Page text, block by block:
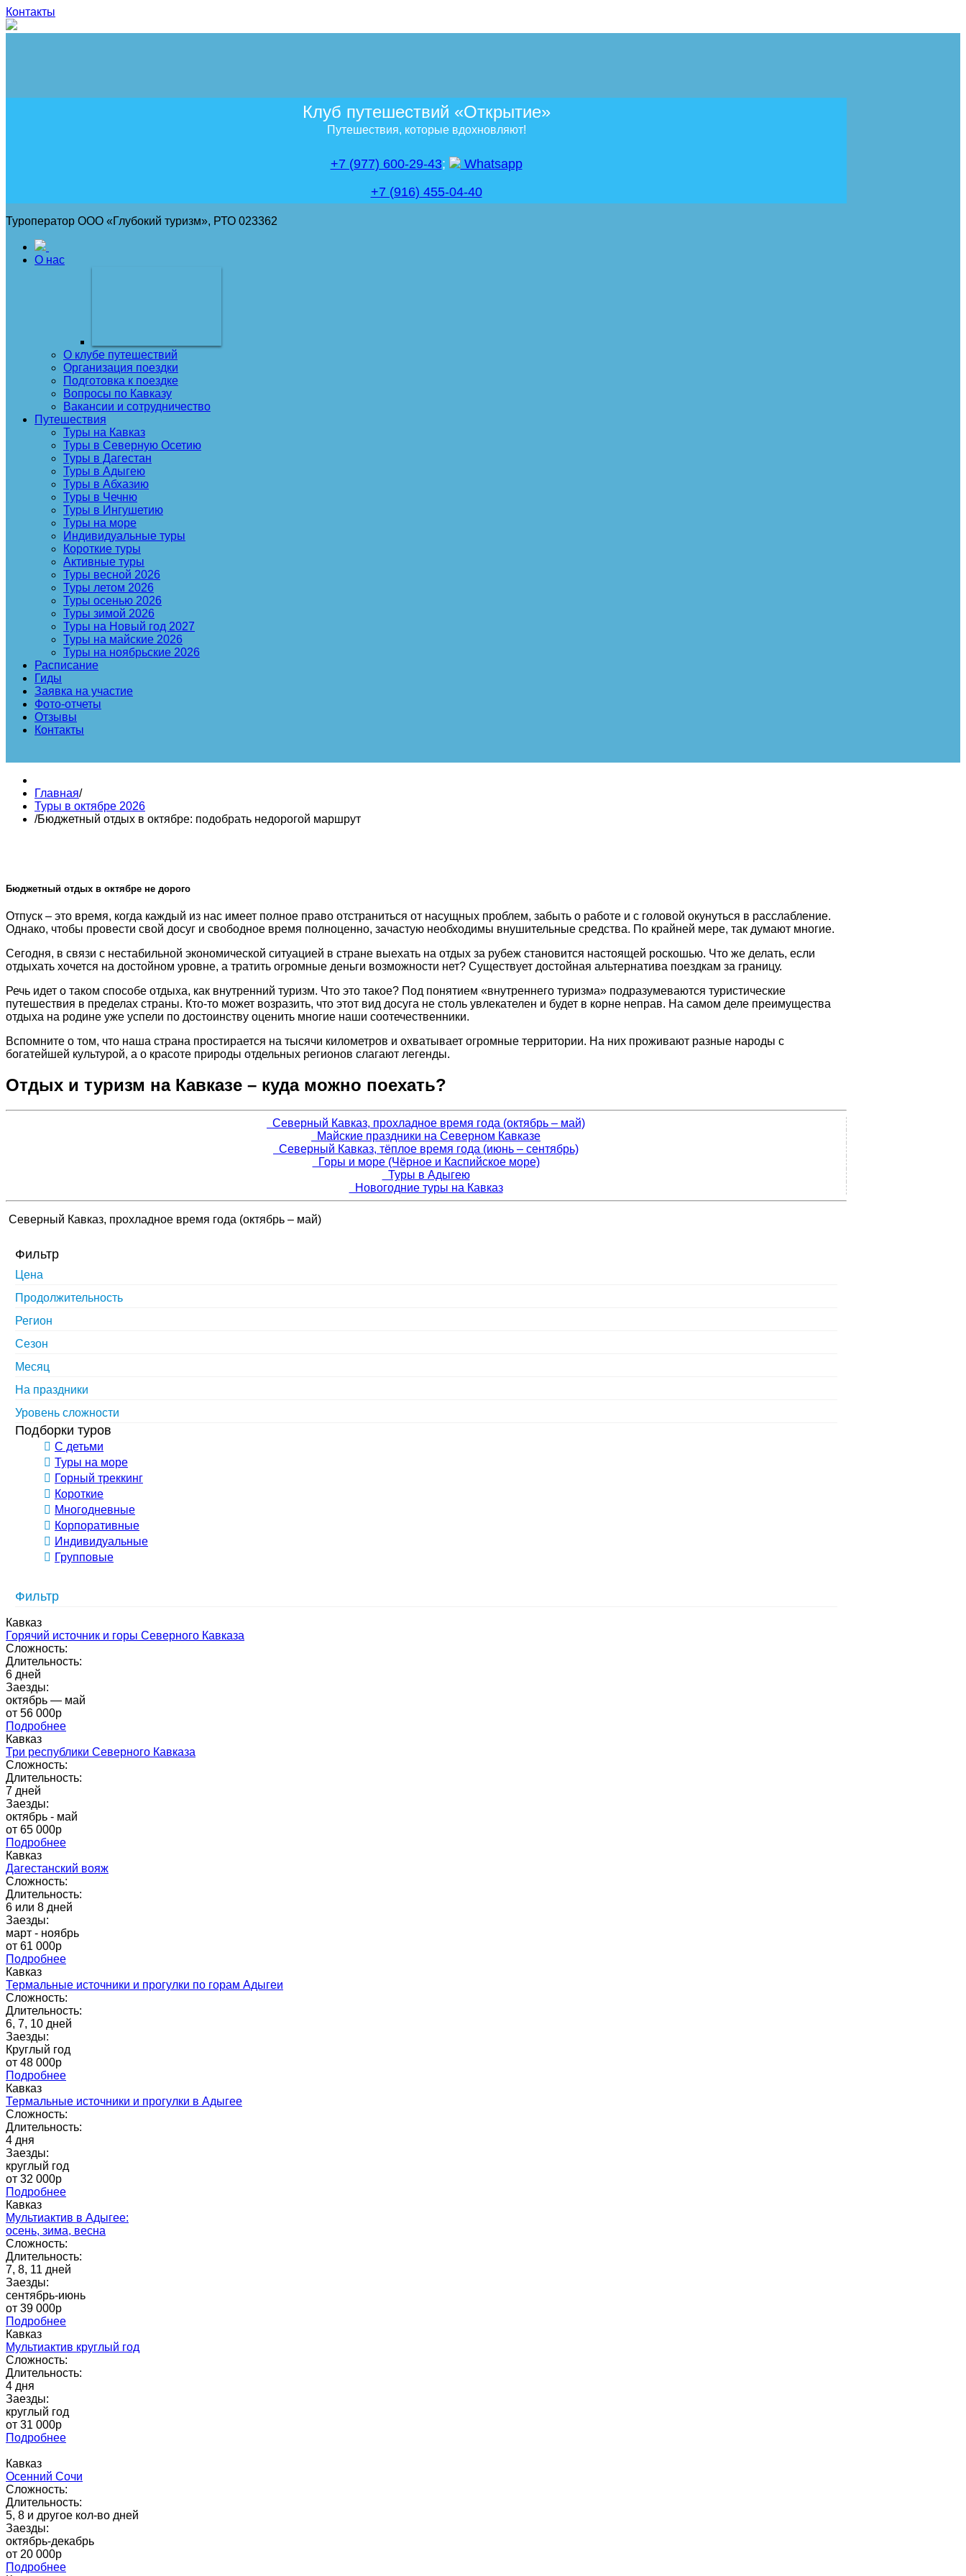
Контакты
Клуб путешествий «Открытие»
Путешествия, которые вдохновляют!
+7 (977) 600-29-43;
Whatsapp
+7 (916) 455-04-40
Туроператор ООО «Глубокий туризм», РТО 023362
О нас
О клубе путешествий
Организация поездки
Подготовка к поездке
Вопросы по Кавказу
Вакансии и сотрудничество
Путешествия
Туры на Кавказ
Туры в Северную Осетию
Туры в Дагестан
Туры в Адыгею
Туры в Абхазию
Туры в Чечню
Туры в Ингушетию
Туры на море
Индивидуальные туры
Короткие туры
Активные туры
Туры весной 2026
Туры летом 2026
Туры осенью 2026
Туры зимой 2026
Туры на Новый год 2027
Туры на майские 2026
Туры на ноябрьские 2026
Расписание
Гиды
Заявка на участие
Фото-отчеты
Отзывы
Контакты
Главная/
Туры в октябре 2026
/Бюджетный отдых в октябре: подобрать недорогой маршрут
Бюджетный отдых в октябре не дорого
Отпуск – это время, когда каждый из нас имеет полное право отстраниться от насущных проблем, забыть о работе и с головой окунуться в расслабление.
Однако, чтобы провести свой досуг и свободное время полноценно, зачастую необходимы внушительные средства. По крайней мере, так думают многие.
Сегодня, в связи с нестабильной экономической ситуацией в стране выехать на отдых за рубеж становится настоящей роскошью. Что же делать, если
отдыхать хочется на достойном уровне, а тратить огромные деньги возможности нет? Существует достойная альтернатива поездкам за границу.
Речь идет о таком способе отдыха, как внутренний туризм. Что это такое? Под понятием «внутреннего туризма» подразумеваются туристические
путешествия в пределах страны. Кто-то может возразить, что этот вид досуга не столь увлекателен и будет в корне неправ. На самом деле преимущества
отдыха на родине уже успели по достоинству оценить многие наши соотечественники.
Вспомните о том, что наша страна простирается на тысячи километров и охватывает огромные территории. На них проживают разные народы с
богатейшей культурой, а о красоте природы отдельных регионов слагают легенды.
Отдых и туризм на Кавказе – куда можно поехать?
Северный Кавказ, прохладное время года (октябрь – май)
Майские праздники на Северном Кавказе
Северный Кавказ, тёплое время года (июнь – сентябрь)
Горы и море (Чёрное и Каспийское море)
Туры в Адыгею
Новогодние туры на Кавказ
Северный Кавказ, прохладное время года (октябрь – май)
Фильтр
Цена
Продолжительность
Регион
Сезон
Месяц
На праздники
Уровень сложности
Подборки туров
С детьми
Туры на море
Горный треккинг
Короткие
Многодневные
Корпоративные
Индивидуальные
Групповые
Фильтр
Кавказ
Горячий источник и горы Северного Кавказа
Сложность:
Длительность:
6 дней
Заезды:
октябрь — май
от 56 000p
Подробнее
Кавказ
Три республики Северного Кавказа
Сложность:
Длительность:
7 дней
Заезды:
октябрь - май
от 65 000p
Подробнее
Кавказ
Дагестанский вояж
Сложность:
Длительность:
6 или 8 дней
Заезды:
март - ноябрь
от 61 000p
Подробнее
Кавказ
Термальные источники и прогулки по горам Адыгеи
Сложность:
Длительность:
6, 7, 10 дней
Заезды:
Круглый год
от 48 000p
Подробнее
Кавказ
Термальные источники и прогулки в Адыгее
Сложность:
Длительность:
4 дня
Заезды:
круглый год
от 32 000p
Подробнее
Кавказ
Мультиактив в Адыгее:
осень, зима, весна
Сложность:
Длительность:
7, 8, 11 дней
Заезды:
сентябрь-июнь
от 39 000p
Подробнее
Кавказ
Мультиактив круглый год
Сложность:
Длительность:
4 дня
Заезды:
круглый год
от 31 000p
Подробнее
Кавказ
Осенний Сочи
Сложность:
Длительность:
5, 8 и другое кол-во дней
Заезды:
октябрь-декабрь
от 20 000p
Подробнее